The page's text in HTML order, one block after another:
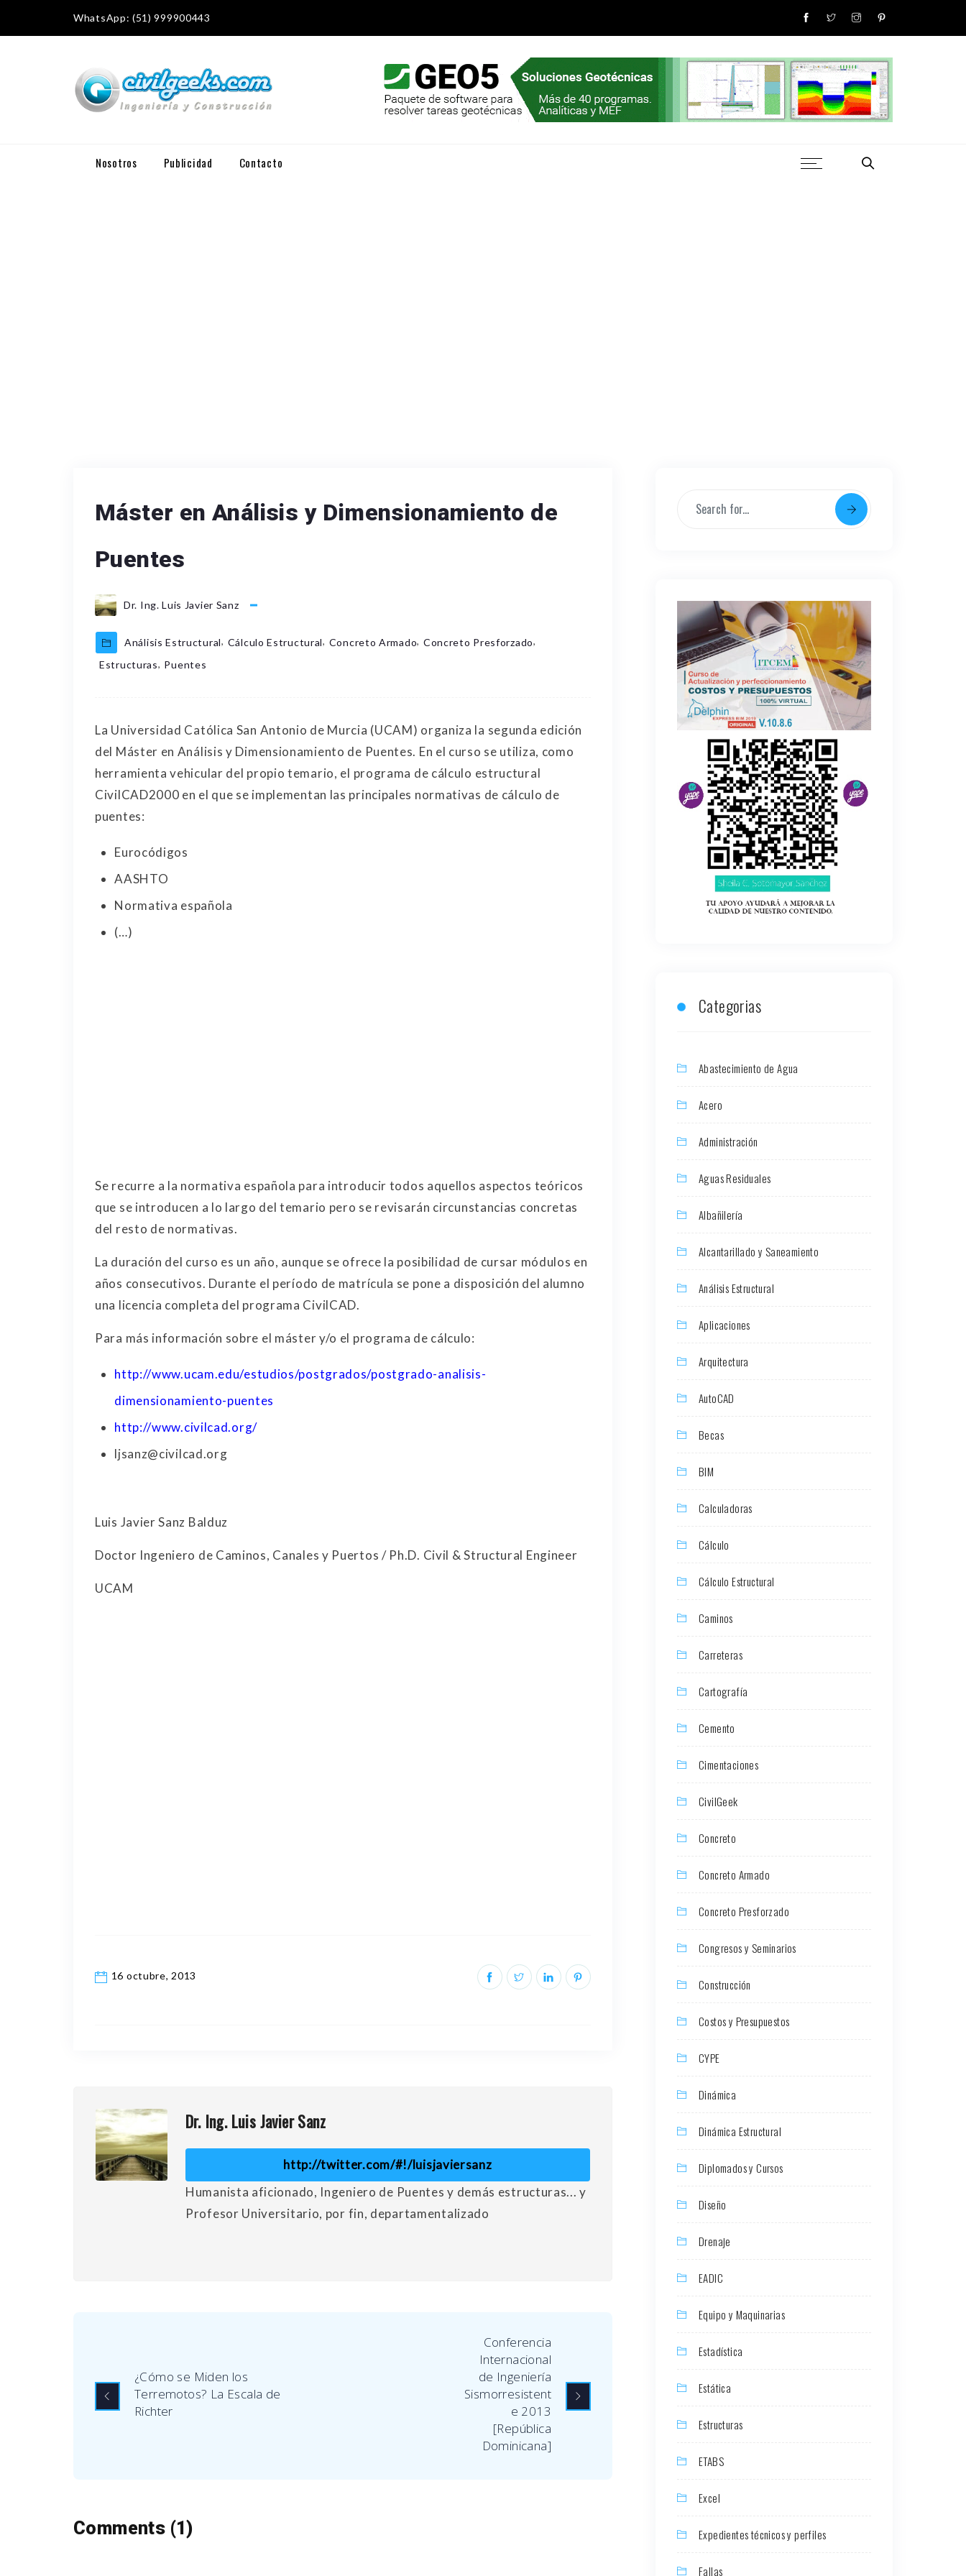
WhatsApp: (51) 999900443
Nosotros Publicidad Contacto
Máster en Análisis y Dimensionamiento de
Puentes
Dr. Ing. Luis Javier Sanz
Análisis Estructural, Cálculo Estructural, Concreto Armado, Concreto Presforzado,
Estructuras, Puentes
La Universidad Católica San Antonio de Murcia (UCAM) organiza la segunda edición
del Máster en Análisis y Dimensionamiento de Puentes. En el curso se utiliza, como
herramienta vehicular del propio temario, el programa de cálculo estructural
CivilCAD2000 en el que se implementan las principales normativas de cálculo de
puentes:
Eurocódigos
AASHTO
Normativa española
(…)
Se recurre a la normativa española para introducir todos aquellos aspectos teóricos
que se introducen a lo largo del temario pero se revisarán circunstancias concretas
del resto de normativas.
La duración del curso es un año, aunque se ofrece la posibilidad de cursar módulos en
años consecutivos. Durante el período de matrícula se pone a disposición del alumno
una licencia completa del programa CivilCAD.
Para más información sobre el máster y/o el programa de cálculo:
http://www.ucam.edu/estudios/postgrados/postgrado-analisis-
dimensionamiento-puentes
http://www.civilcad.org/
ljsanz@civilcad.org
Luis Javier Sanz Balduz
Doctor Ingeniero de Caminos, Canales y Puertos / Ph.D. Civil & Structural Engineer
UCAM
16 octubre, 2013
Dr. Ing. Luis Javier Sanz
http://twitter.com/#!/luisjaviersanz
Humanista aficionado, Ingeniero de Puentes y demás estructuras... y
Profesor Universitario, por fin, departamentalizado
¿Cómo se Miden los
Terremotos? La Escala de
Richter
Conferencia
Internacional
de Ingeniería
Sismorresistent
e 2013
[República
Dominicana]
Comments (1)
Categorias
Abastecimiento de Agua
Acero
Administración
Aguas Residuales
Albañilería
Alcantarillado y Saneamiento
Análisis Estructural
Aplicaciones
Arquitectura
AutoCAD
Becas
BIM
Calculadoras
Cálculo
Cálculo Estructural
Caminos
Carreteras
Cartografía
Cemento
Cimentaciones
CivilGeek
Concreto
Concreto Armado
Concreto Presforzado
Congresos y Seminarios
Construcción
Costos y Presupuestos
CYPE
Dinámica
Dinámica Estructural
Diplomados y Cursos
Diseño
Drenaje
EADIC
Equipo y Maquinarias
Estadística
Estática
Estructuras
ETABS
Excel
Expedientes técnicos y perfiles
Fallas